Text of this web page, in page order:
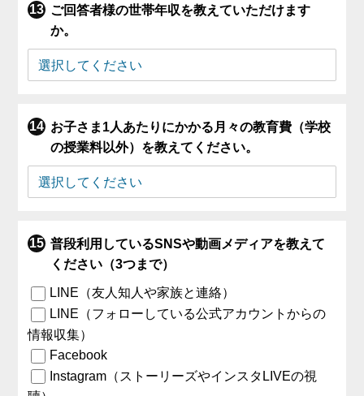
ご回答者様の世帯年収を教えていただけます
か。
お子さま1人あたりにかかる月々の教育費（学校
の授業料以外）を教えてください。
普段利用しているSNSや動画メディアを教えて
ください（3つまで）
LINE（友人知人や家族と連絡）
LINE（フォローしている公式アカウントからの
情報収集）
Facebook
Instagram（ストーリーズやインスタLIVEの視